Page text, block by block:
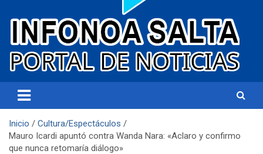
Infonoa Salta
Inicio
Cultura/Espectáculos
Mauro Icardi apuntó contra Wanda Nara: «Aclaro y confirmo
que nunca retomaría diálogo»